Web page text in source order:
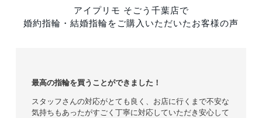
アイプリモ そごう千葉店で
婚約指輪・結婚指輪をご購入いただいたお客様の声
最高の指輪を買うことができました！
スタッフさんの対応がとても良く、お店に行くまで不安な
気持ちもあったがすごく丁寧に対応していただき安心して